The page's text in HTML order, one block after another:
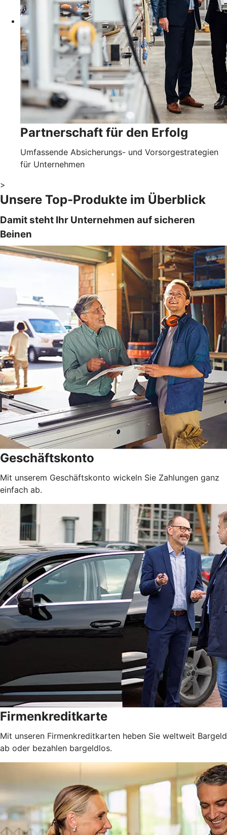
Partnerschaft für den Erfolg
Umfassende Absicherungs- und Vorsorgestrategien
für Unternehmen
>
Unsere Top-Produkte im Überblick
Damit steht Ihr Unternehmen auf sicheren
Beinen
Geschäftskonto
Mit unserem Geschäftskonto wickeln Sie Zahlungen ganz
einfach ab.
Firmenkreditkarte
Mit unseren Firmenkreditkarten heben Sie weltweit Bargeld
ab oder bezahlen bargeldlos.